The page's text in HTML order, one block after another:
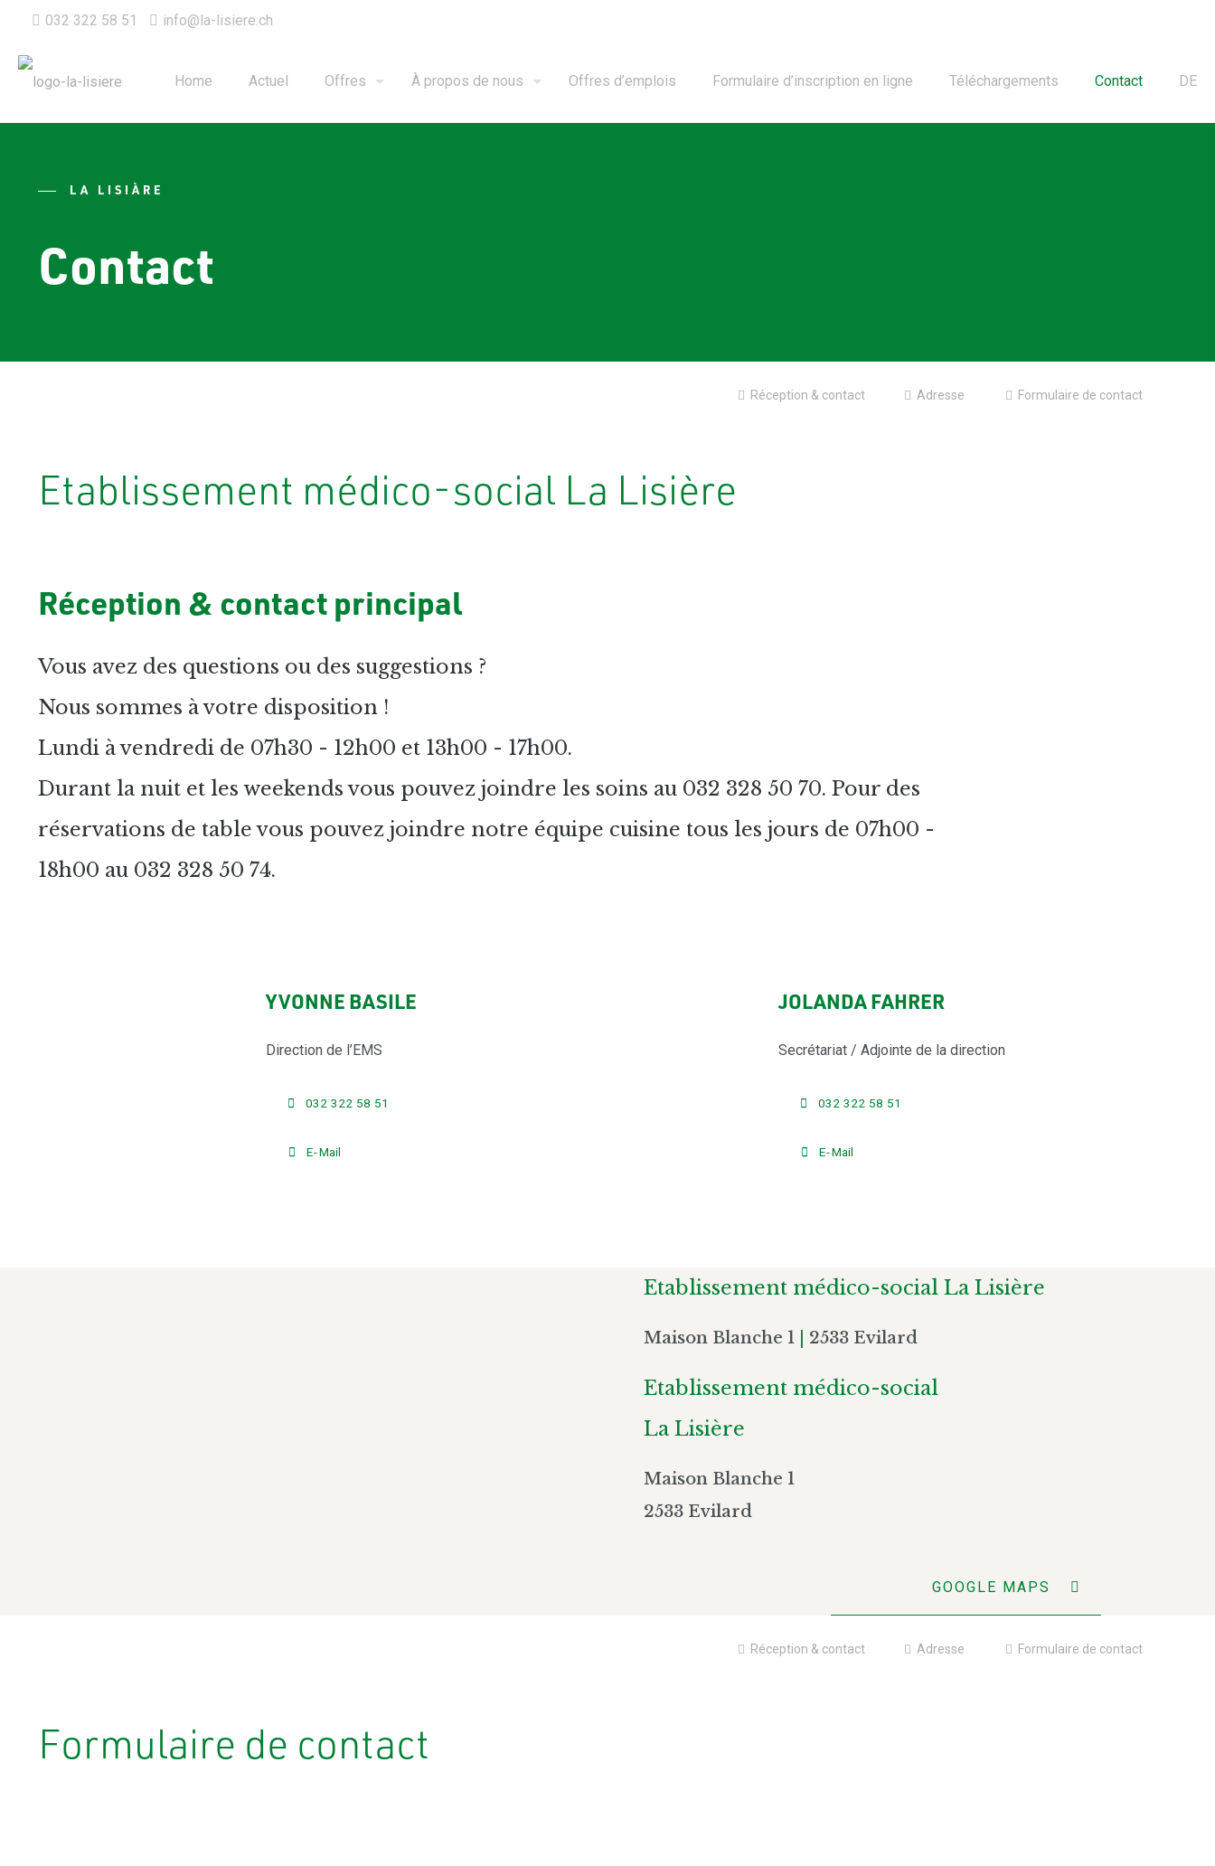
032 322 58 51 info@la-lisiere.ch
Home Actuel Offres À propos de nous Offres d’emplois Formulaire d’inscription en ligne Téléchargements Contact DE
LA LISIÀRE
Contact
Réception & contact Adresse Formulaire de contact
Etablissement médico-social La Lisière
Réception & contact principal
Vous avez des questions ou des suggestions ?
Nous sommes à votre disposition !
Lundi à vendredi de 07h30 - 12h00 et 13h00 - 17h00.
Durant la nuit et les weekends vous pouvez joindre les soins au 032 328 50 70. Pour des
réservations de table vous pouvez joindre notre équipe cuisine tous les jours de 07h00 -
18h00 au 032 328 50 74.
YVONNE BASILE
Direction de l’EMS
032 322 58 51
E-Mail
JOLANDA FAHRER
Secrétariat / Adjointe de la direction
032 322 58 51
E-Mail
Etablissement médico-social La Lisière
Maison Blanche 1 2533 Evilard
Etablissement médico-social
La Lisière
Maison Blanche 1
2533 Evilard
GOOGLE MAPS
Réception & contact Adresse Formulaire de contact
Formulaire de contact